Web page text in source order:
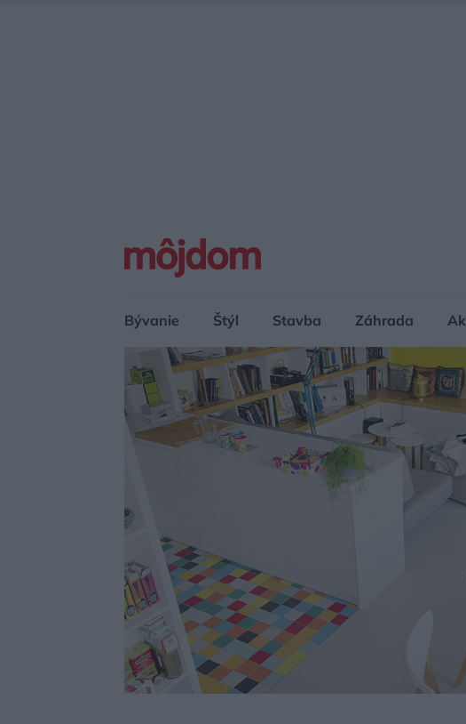
Bývanie Štýl Stavba Záhrada